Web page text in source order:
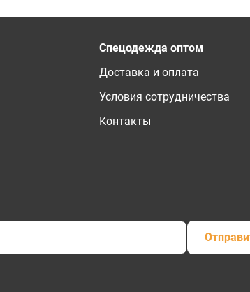
Спецодежда оптом
Доставка и оплата
Условия сотрудничества
Контакты